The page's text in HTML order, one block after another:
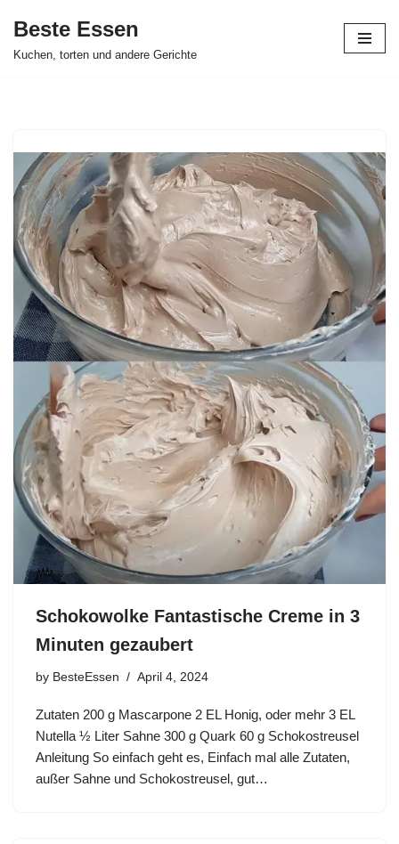
Skip
Beste Essen
Kuchen, torten und andere Gerichte
Schokowolke Fantastische Creme in 3
Minuten gezaubert
by BesteEssen April 4, 2024
Zutaten 200 g Mascarpone 2 EL Honig, oder mehr 3 EL
Nutella ½ Liter Sahne 300 g Quark 60 g Schokostreusel
Anleitung So einfach geht es, Einfach mal alle Zutaten,
außer Sahne und Schokostreusel, gut…